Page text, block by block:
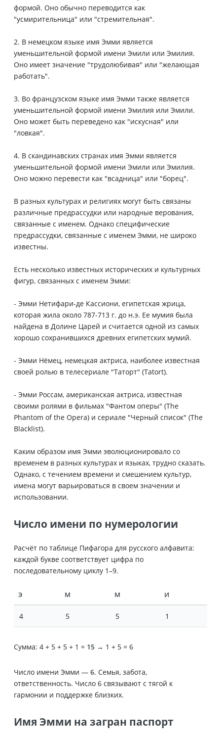
формой. Оно обычно переводится как
"усмирительница" или "стремительная".
2. В немецком языке имя Эмми является
уменьшительной формой имени Эмили или Эмилия.
Оно имеет значение "трудолюбивая" или "желающая
работать".
3. Во французском языке имя Эмми также является
уменьшительной формой имени Эмилия или Эмили.
Оно может быть переведено как "искусная" или
"ловкая".
4. В скандинавских странах имя Эмми является
уменьшительной формой имени Эмили или Эмилия.
Оно можно перевести как "всадница" или "борец".
В разных культурах и религиях могут быть связаны
различные предрассудки или народные верования,
связанные с именем. Однако специфические
предрассудки, связанные с именем Эмми, не широко
известны.
Есть несколько известных исторических и культурных
фигур, связанных с именем Эмми:
- Эмми Нетифари-де Кассиони, египетская жрица,
которая жила около 787-713 г. до н.э. Ее мумия была
найдена в Долине Царей и считается одной из самых
хорошо сохранившихся древних египетских мумий.
- Эмми Нёмец, немецкая актриса, наиболее известная
своей ролью в телесериале "Таторт" (Tatort).
- Эмми Россам, американская актриса, известная
своими ролями в фильмах "Фантом оперы" (The
Phantom of the Opera) и сериале "Черный список" (The
Blacklist).
Каким образом имя Эмми эволюционировало со
временем в разных культурах и языках, трудно сказать.
Однако, с течением времени и смешением культур,
имена могут варьироваться в своем значении и
использовании.
Число имени по нумерологии
Расчёт по таблице Пифагора для русского алфавита:
каждой букве соответствует цифра по
последовательному циклу 1–9.
Э М М И
4 5 5 1
Сумма: 4 + 5 + 5 + 1 = 15 → 1 + 5 = 6
Число имени Эмми — 6. Семья, забота,
ответственность. Число 6 связывают с тягой к
гармонии и поддержке близких.
Имя Эмми на загран паспорт